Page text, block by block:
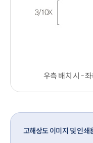
우측 배치 시 -
고해상도 이미지 및 인쇄